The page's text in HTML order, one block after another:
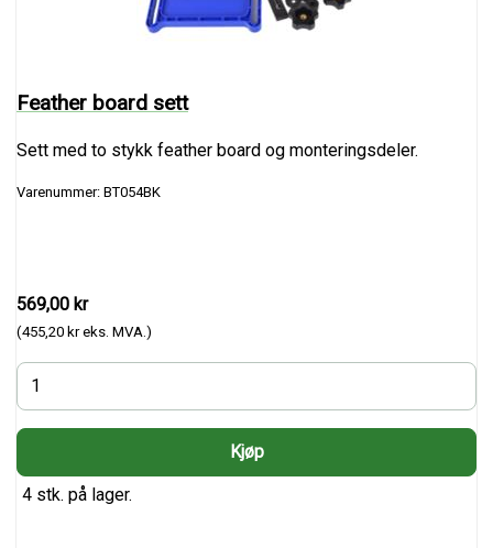
Feather board sett
Sett med to stykk feather board og monteringsdeler.
Varenummer: BT054BK
569,00 kr
(455,20 kr eks. MVA.)
4 stk. på lager.